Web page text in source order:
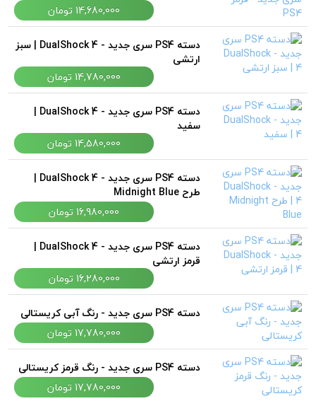
14,680,000 تومان
دسته PS4 سری جدید - DualShock 4 | سبز
ارتشی
14,780,000 تومان
دسته PS4 سری جدید - DualShock 4 |
سفید
14,580,000 تومان
دسته PS4 سری جدید - DualShock 4 |
طرح Midnight Blue
16,980,000 تومان
دسته PS4 سری جدید - DualShock 4 |
قرمز ارتشی
16,280,000 تومان
دسته PS4 سری جدید - رنگ آبی کریستالی
17,780,000 تومان
دسته PS4 سری جدید - رنگ قرمز کریستالی
17,780,000 تومان